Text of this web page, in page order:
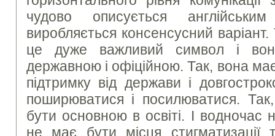
чудово описується
виробляється консенсусний
це дуже важливий символ і
державною і офіційною. Так, вона
підтримку від держави і
поширюватися і посилюватися.
бути основною в освіті. І водночас
не має бути місця стигматизації